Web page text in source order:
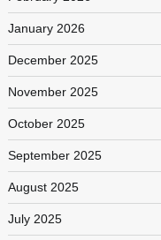
January 2026
December 2025
November 2025
October 2025
September 2025
August 2025
July 2025